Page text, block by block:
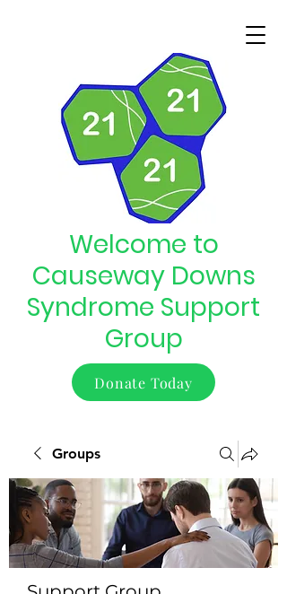
Welcome to
Causeway Downs
Syndrome Support
Group
Donate Today
Groups